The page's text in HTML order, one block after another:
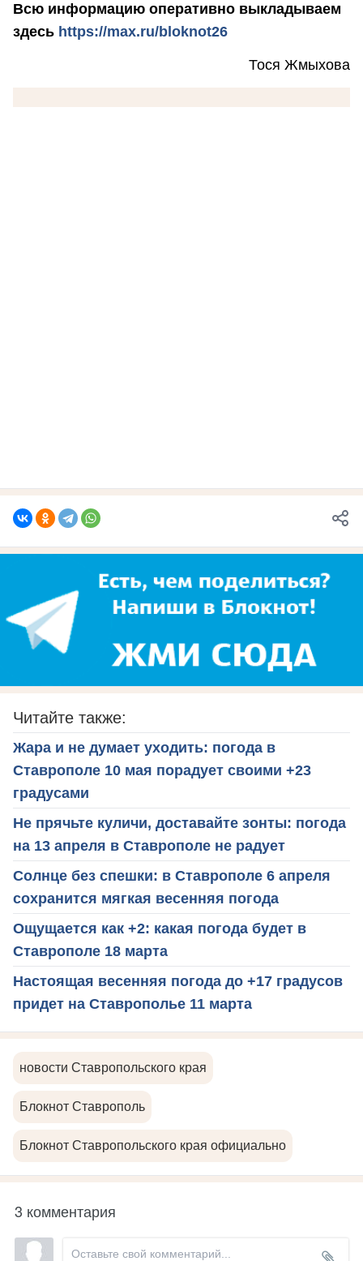
Всю информацию оперативно выкладываем
здесь https://max.ru/bloknot26
Тося Жмыхова
Читайте также:
Жара и не думает уходить: погода в
Ставрополе 10 мая порадует своими +23
градусами
Не прячьте куличи, доставайте зонты: погода
на 13 апреля в Ставрополе не радует
Солнце без спешки: в Ставрополе 6 апреля
сохранится мягкая весенняя погода
Ощущается как +2: какая погода будет в
Ставрополе 18 марта
Настоящая весенняя погода до +17 градусов
придет на Ставрополье 11 марта
новости Ставропольского края
Блокнот Ставрополь
Блокнот Ставропольского края официально
3 комментария